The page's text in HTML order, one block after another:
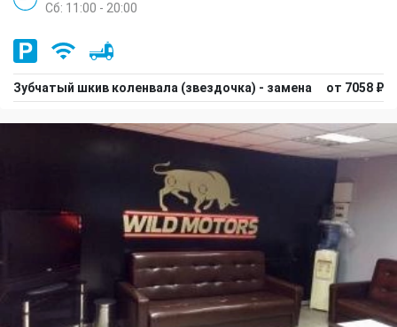
Сб: 11:00 - 20:00
Зубчатый шкив коленвала (звездочка) - замена от 7058 ₽